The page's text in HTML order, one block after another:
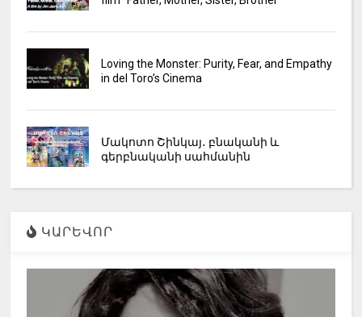
Loving the Monster: Purity, Fear, and Empathy
in del Toro’s Cinema
Մակոտո Շինկայ․ բնականի և
գերբնականի սահմանին
ԿԱՐԵՎՈՐ